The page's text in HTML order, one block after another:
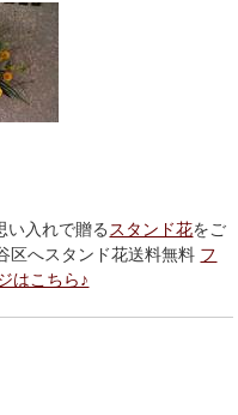
い入れで贈る スタンド花をご
区へスタンド花送料無料 フ
はこちら♪